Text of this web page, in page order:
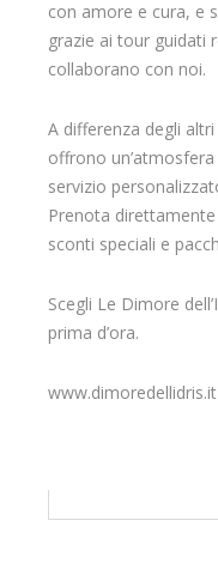
con amore e cura, e
grazie ai tour guidati
collaborano con noi.
A differenza degli
offrono
servizio
Prenota
sconti speciali e
Scegli Le Dimore
prima d’ora.
www.dimoredellidris.it